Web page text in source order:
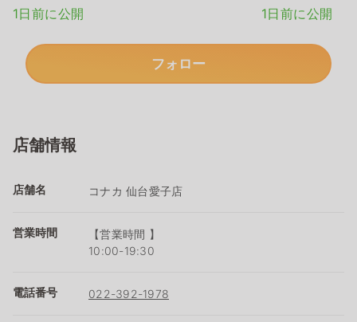
1日前に公開
1日前に公開
フォロー
店舗情報
店舗名 コナカ 仙台愛子店
営業時間
【営業時間 】
10:00-19:30
電話番号 022-392-1978